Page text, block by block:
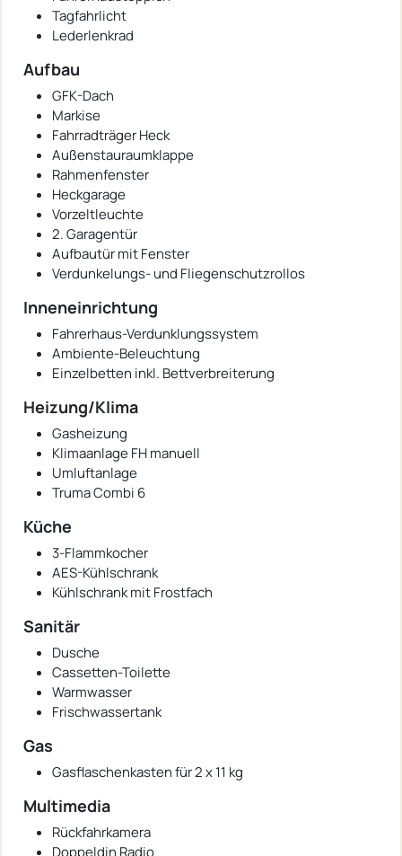
Tagfahrlicht
Lederlenkrad
Aufbau
GFK-Dach
Markise
Fahrradträger Heck
Außenstauraumklappe
Rahmenfenster
Heckgarage
Vorzeltleuchte
2. Garagentür
Aufbautür mit Fenster
Verdunkelungs- und Fliegenschutzrollos
Inneneinrichtung
Fahrerhaus-Verdunklungssystem
Ambiente-Beleuchtung
Einzelbetten inkl. Bettverbreiterung
Heizung/Klima
Gasheizung
Klimaanlage FH manuell
Umluftanlage
Truma Combi 6
Küche
3-Flammkocher
AES-Kühlschrank
Kühlschrank mit Frostfach
Sanitär
Dusche
Cassetten-Toilette
Warmwasser
Frischwassertank
Gas
Gasflaschenkasten für 2 x 11 kg
Multimedia
Rückfahrkamera
Doppeldin Radio